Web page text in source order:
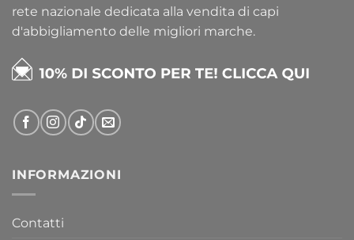
rete nazionale dedicata alla vendita di capi
d'abbigliamento delle migliori marche.
INFORMAZIONI
Contatti